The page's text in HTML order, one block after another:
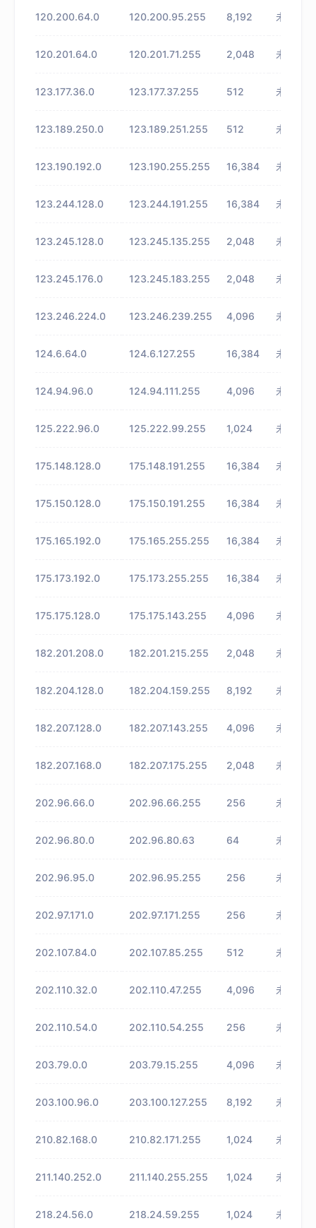
120.200.64.0 120.200.95.255 8,192 未知
120.201.64.0 120.201.71.255 2,048 未知
123.177.36.0 123.177.37.255 512 未知
123.189.250.0 123.189.251.255 512 未知
123.190.192.0 123.190.255.255 16,384 未知
123.244.128.0 123.244.191.255 16,384 未知
123.245.128.0 123.245.135.255 2,048 未知
123.245.176.0 123.245.183.255 2,048 未知
123.246.224.0 123.246.239.255 4,096 未知
124.6.64.0 124.6.127.255 16,384 未知
124.94.96.0 124.94.111.255 4,096 未知
125.222.96.0 125.222.99.255 1,024 未知
175.148.128.0 175.148.191.255 16,384 未知
175.150.128.0 175.150.191.255 16,384 未知
175.165.192.0 175.165.255.255 16,384 未知
175.173.192.0 175.173.255.255 16,384 未知
175.175.128.0 175.175.143.255 4,096 未知
182.201.208.0 182.201.215.255 2,048 未知
182.204.128.0 182.204.159.255 8,192 未知
182.207.128.0 182.207.143.255 4,096 未知
182.207.168.0 182.207.175.255 2,048 未知
202.96.66.0 202.96.66.255 256 未知
202.96.80.0 202.96.80.63 64 未知
202.96.95.0 202.96.95.255 256 未知
202.97.171.0 202.97.171.255 256 未知
202.107.84.0 202.107.85.255 512 未知
202.110.32.0 202.110.47.255 4,096 未知
202.110.54.0 202.110.54.255 256 未知
203.79.0.0 203.79.15.255 4,096 未知
203.100.96.0 203.100.127.255 8,192 未知
210.82.168.0 210.82.171.255 1,024 未知
211.140.252.0 211.140.255.255 1,024 未知
218.24.56.0 218.24.59.255 1,024 未知